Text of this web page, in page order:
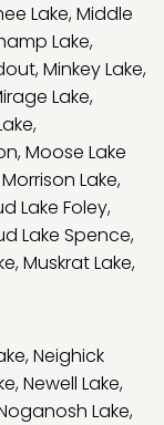
Lake,Middle
Lake,
,Minkey Lake,
Lake,
,
,Moose Lake
Morrison Lake,
Lake Foley,
Lake Spence,
,Muskrat Lake,
,Neighick
,Newell Lake,
Lake,